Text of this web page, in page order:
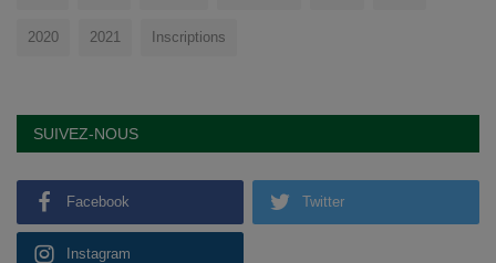
2020 2021 Inscriptions
SUIVEZ-NOUS
Facebook Twitter
Instagram